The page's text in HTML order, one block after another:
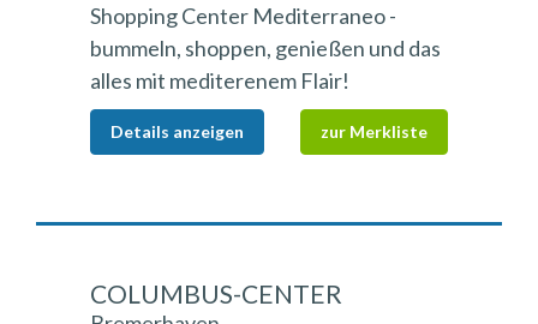
Shopping Center Mediterraneo -
bummeln, shoppen, genießen und das
alles mit mediterenem Flair!
Details anzeigen zur Merkliste
COLUMBUS-CENTER